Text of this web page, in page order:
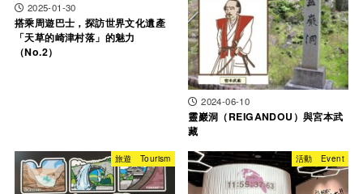
2025-01-30
搭乘周遊巴士，探訪世界文化遺產
「天草的崎津村落」的魅力
（No.2）
2024-06-10
靈巖洞（REIGANDOU）與宮本武
藏
旅遊 Tourism 活動 Event